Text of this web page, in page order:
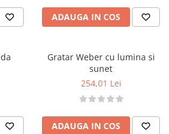
ADAUGA IN COS
Gratar Weber cu lumina si
sunet
254,01 Lei
ADAUGA IN COS